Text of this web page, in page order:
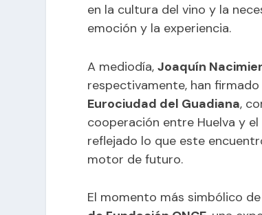
en la cultura del vino y la
emoción y la experiencia.
A mediodía,Joaquín
respectivamente, han
Eurociudad del Guadiana,
cooperación entre Huelva y
reflejado lo que este
motor de futuro.
El momento más simbólico